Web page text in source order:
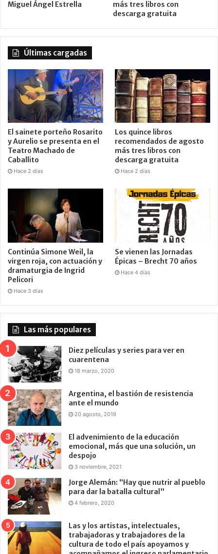
Miguel Ángel Estrella
más tres libros con
descarga gratuita
Últimas cargadas
El sainete porteño Rosarito
y Aurelio se presenta en el
Teatro Machado de
Caballito
Hace 2 días
Los quince libros
recomendados de agosto
más tres libros con
descarga gratuita
Hace 2 días
Continúa Simone Weil, la
virgen roja, con actuación y
dramaturgia de Ingrid
Pelicori
Hace 3 días
Se vienen las Jornadas
Épicas – Brecht 70 años
Hace 4 días
Las más populares
Diez películas y series para ver en
cuarentena
18 marzo, 2020
Argentina, el bastión de resistencia
ante el mundo
20 agosto, 2019
El advenimiento de la educación
emocional, más que una solución, un
despojo
3 noviembre, 2021
Jorge Alemán: “Hay que nutrir al pueblo
para dar la batalla cultural”
4 febrero, 2020
Las y los artistas, intelectuales,
trabajadoras y trabajadores de la
cultura de todo el país apoyamos y